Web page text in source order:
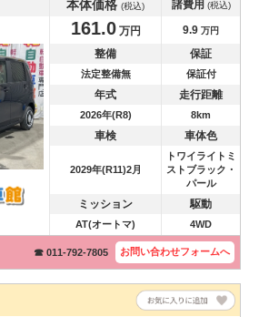
本体価格 (税込) 諸費用 (税込)
161.0万円 9.9 万円
整備 保証
法定整備無 保証付
年式 走行距離
2026年(R8) 8km
車検 車体色
2029年(R11)2月
トワイライトミ
ストブラック・
パール
ミッション 駆動
AT(オートマ) 4WD
☎ 011-792-7805 お問い合わせフォームへ